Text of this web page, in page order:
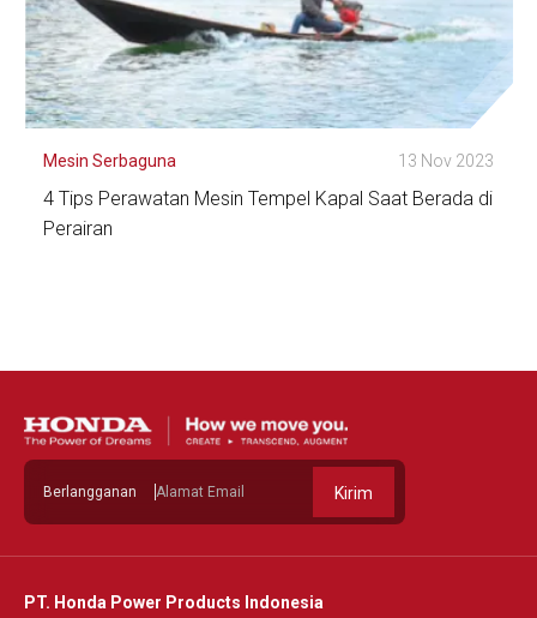
Mesin Serbaguna 13 Nov 2023
4 Tips Perawatan Mesin Tempel Kapal Saat Berada di
Perairan
Berlangganan Kirim
PT. Honda Power Products Indonesia